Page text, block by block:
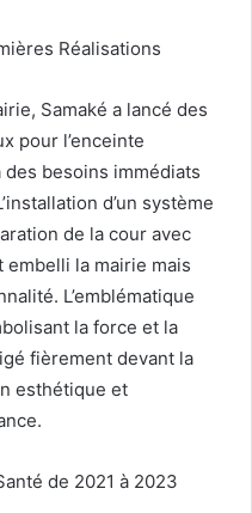
Réalisations
Samaké a lancé des
pour l’enceinte
besoins immédiats
d’un système
de la cour avec
la mairie mais
L’emblématique
la force et la
fièrement devant la
esthétique et
de 2021 à 2023